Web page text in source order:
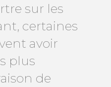
sur les
certaines
avoir
plus
de